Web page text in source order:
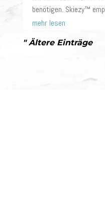
benötigen. Skiezy™
mehr lesen
" Ältere Einträge